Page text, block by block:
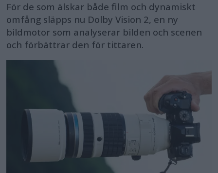
För de som älskar både film och dynamiskt
omfång släpps nu Dolby Vision 2, en ny
bildmotor som analyserar bilden och scenen
och förbättrar den för tittaren.